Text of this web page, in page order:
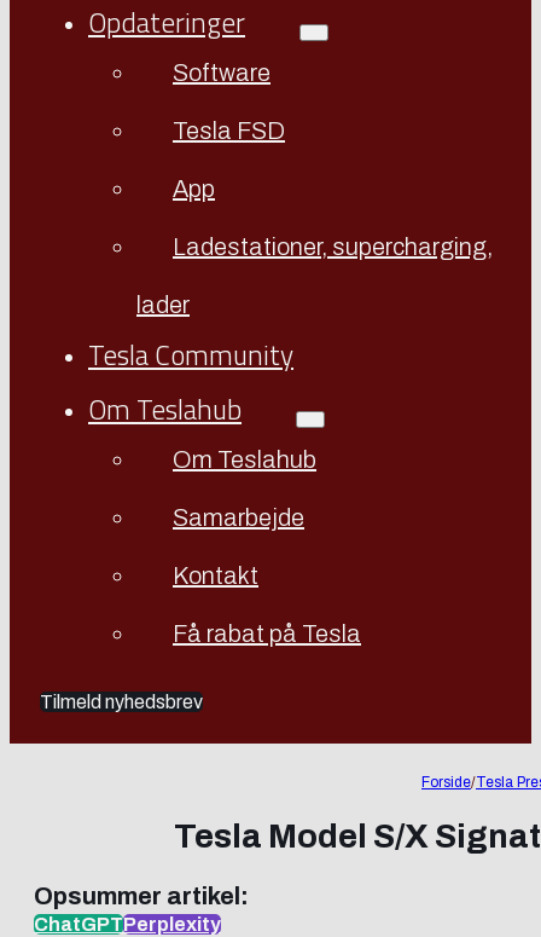
Opdateringer
Software
Tesla FSD
App
Ladestationer, supercharging,
lader
Tesla Community
Om Teslahub
Om Teslahub
Samarbejde
Kontakt
Få rabat på Tesla
Tilmeld nyhedsbrev
Forside/Tesla
Tesla Model S/X
Opsummer artikel:
ChatGPTPerplexity